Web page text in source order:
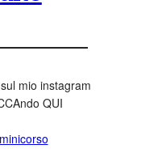
mio instagram
QUI